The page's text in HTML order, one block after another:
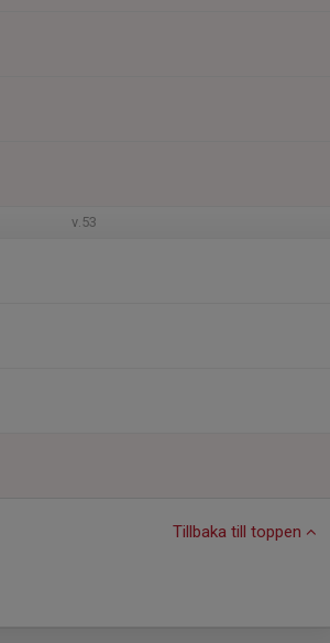
v.53
Tillbaka till toppen